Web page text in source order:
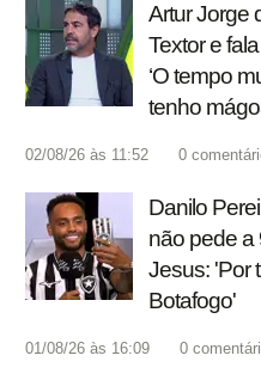
Artur Jorge
Textor e
‘O tempo
tenho
02/08/26 às 11:52 0
Danilo
não pede a
Jesus: 'Por
Botafogo'
01/08/26 às 16:09 0